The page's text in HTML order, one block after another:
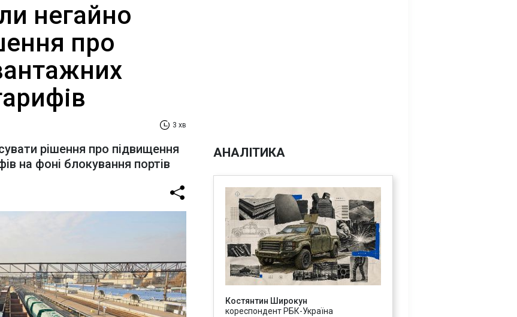
негайно
про
3 хв
рішення про підвищення
на фоні блокування портів
АНАЛІТИКА
Костянтин Широкун
кореспондент РБК-Україна